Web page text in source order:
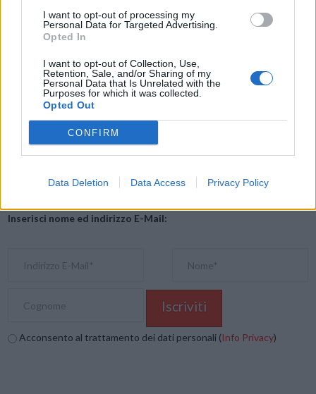
I want to opt-out of processing my
Personal Data for Targeted Advertising.
Opted In
I want to opt-out of Collection, Use,
Retention, Sale, and/or Sharing of my
Personal Data that Is Unrelated with the
Purposes for which it was collected.
Opted Out
CONFIRM
Data Deletion Data Access Privacy Policy
sarà automatico, stando a quanto annunciato da Dazn, e sarà
completato entro l’inizio di febbraio.
Condividi questo articolo:
E-mail
Mastodon
Inserisci nome ed indirizzo E-Mail:
Acconsento al trattamento dei dati personali (Info Privacy)